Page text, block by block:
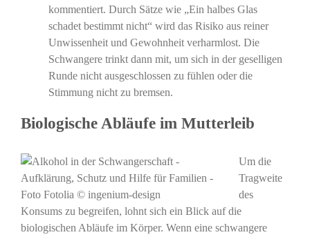
kommentiert. Durch Sätze wie „Ein halbes Glas
schadet bestimmt nicht“ wird das Risiko aus reiner
Unwissenheit und Gewohnheit verharmlost. Die
Schwangere trinkt dann mit, um sich in der geselligen
Runde nicht ausgeschlossen zu fühlen oder die
Stimmung nicht zu bremsen.
Biologische Abläufe im Mutterleib
Um die
Tragweite
des
Konsums zu begreifen, lohnt sich ein Blick auf die
biologischen Abläufe im Körper. Wenn eine schwangere